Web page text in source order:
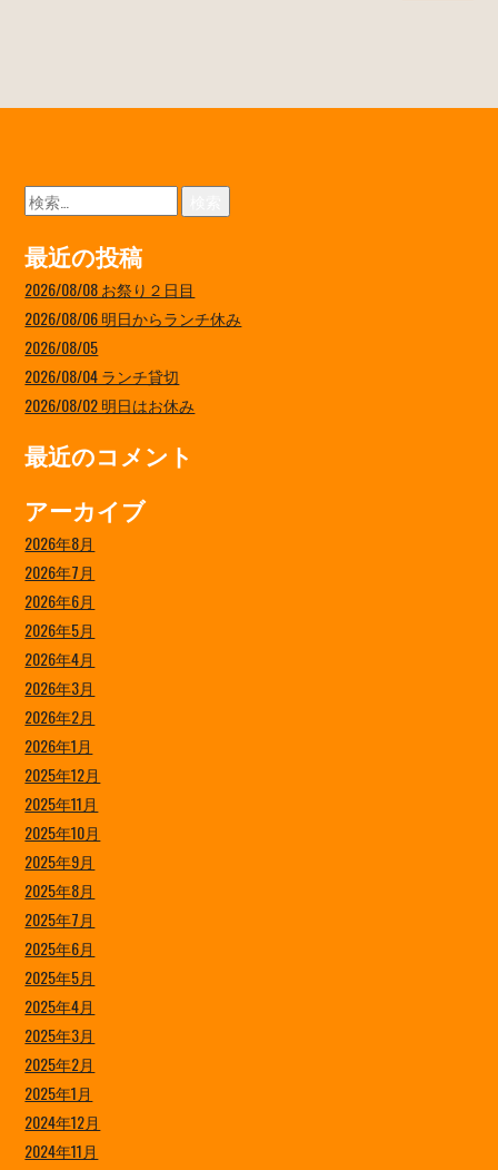
検
索:
最近の投稿
2026/08/08 お祭り２日目
2026/08/06 明日からランチ休み
2026/08/05
2026/08/04 ランチ貸切
2026/08/02 明日はお休み
最近のコメント
アーカイブ
2026年8月
2026年7月
2026年6月
2026年5月
2026年4月
2026年3月
2026年2月
2026年1月
2025年12月
2025年11月
2025年10月
2025年9月
2025年8月
2025年7月
2025年6月
2025年5月
2025年4月
2025年3月
2025年2月
2025年1月
2024年12月
2024年11月